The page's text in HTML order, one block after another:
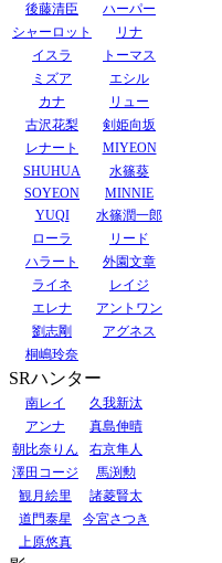
後藤清臣
ハーパー
シャーロット
リナ
イスラ
トーマス
ミズア
エシル
カナ
リュー
古沢花梨
剣姫向坂
レナート
MIYEON
SHUHUA
水篠葵
SOYEON
MINNIE
YUQI
水篠潤一郎
ローラ
リード
ハラート
外園文章
ライネ
レイジ
エレナ
アントワン
劉志剛
アグネス
桐嶋玲奈
SRハンター
南レイ
久我新汰
アンナ
真島伸晴
朝比奈りん
右京隼人
澤田コージ
馬渕勲
観月絵里
諸菱賢太
道門泰星
今宮さつき
上原悠真